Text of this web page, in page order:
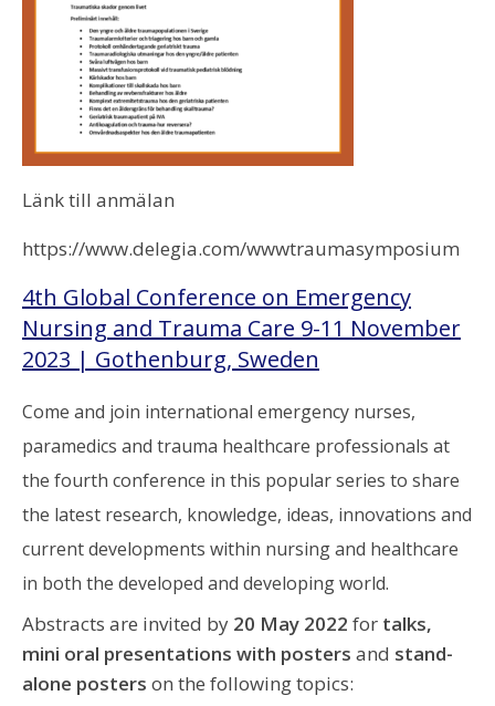
Länk till anmälan
https://www.delegia.com/wwwtraumasymposium
4th Global Conference on Emergency
Nursing and Trauma Care 9-11 November
2023 | Gothenburg, Sweden
Come and join international emergency nurses,
paramedics and trauma healthcare professionals at
the fourth conference in this popular series to share
the latest research, knowledge, ideas, innovations and
current developments within nursing and healthcare
in both the developed and developing world.
Abstracts are invited by 20 May 2022 for talks,
mini oral presentations with posters and stand-
alone posters on the following topics: